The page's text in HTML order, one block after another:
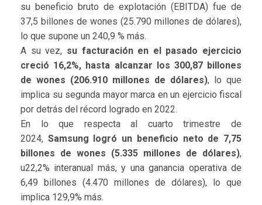
su beneficio bruto de explotación (EBITDA) fue de
37,5 billones de wones (25.790 millones de dólares),
lo que supone un 240,9 % más.
A su vez, su facturación en el pasado ejercicio
creció 16,2%, hasta alcanzar los 300,87 billones
de wones (206.910 millones de dólares), lo que
implica su segunda mayor marca en un ejercicio fiscal
por detrás del récord logrado en 2022.
En lo que respecta al cuarto trimestre de
2024, Samsung logró un beneficio neto de 7,75
billones de wones (5.335 millones de dólares),
u22,2% interanual más, y una ganancia operativa de
6,49 billones (4.470 millones de dólares), lo que
implica 129,9% más.